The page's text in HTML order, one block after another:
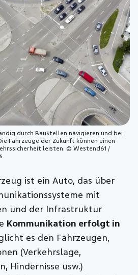
durch Baustellen navigieren und bei
Fahrzeuge der Zukunft können einen
leisten. © Westend61 /
ist ein Auto, das über
mit
und der Infrastruktur
Kommunikation erfolgt in
es den Fahrzeugen,
(Verkehrslage,
Hindernisse usw.)